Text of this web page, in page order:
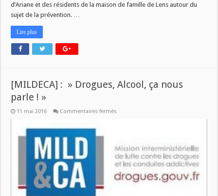
nouveau
d’Ariane et des résidents de la maison de famille de Lens autour du
sujet de la prévention. …
Lire plus
[MILDECA] : » Drogues, Alcool, ça nous
parle ! »
11 mai 2016 Commentaires fermés
ça
nous
parle
! »